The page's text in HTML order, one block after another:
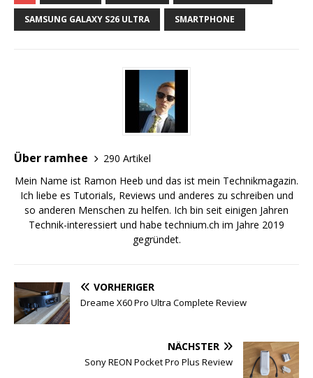
SAMSUNG GALAXY S26 ULTRA SMARTPHONE
Über ramhee
290 Artikel
Mein Name ist Ramon Heeb und das ist mein Technikmagazin.
Ich liebe es Tutorials, Reviews und anderes zu schreiben und
so anderen Menschen zu helfen. Ich bin seit einigen Jahren
Technik-interessiert und habe technium.ch im Jahre 2019
gegründet.
VORHERIGER
Dreame X60 Pro Ultra Complete Review
NÄCHSTER
Sony REON Pocket Pro Plus Review